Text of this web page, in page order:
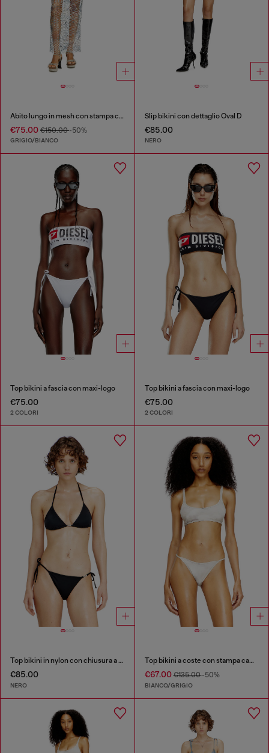
Abito lungo in mesh con stampa camouflage all-over
€75.00 €150.00-50%
GRIGIO/BIANCO
Slip bikini con dettaglio Oval D
€85.00
NERO
Top bikini a fascia con maxi-logo
€75.00
2 COLORI
Top bikini a fascia con maxi-logo
€75.00
2 COLORI
Top bikini in nylon con chiusura a laccetti
€85.00
NERO
Top bikini a coste con stampa camouflage
€67.00€135.00-50%
BIANCO/GRIGIO